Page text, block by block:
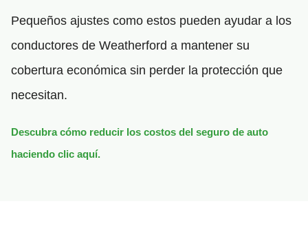
Pequeños ajustes como estos pueden ayudar a los
conductores de Weatherford a mantener su
cobertura económica sin perder la protección que
necesitan.
Descubra cómo reducir los costos del seguro de auto
haciendo clic aquí.